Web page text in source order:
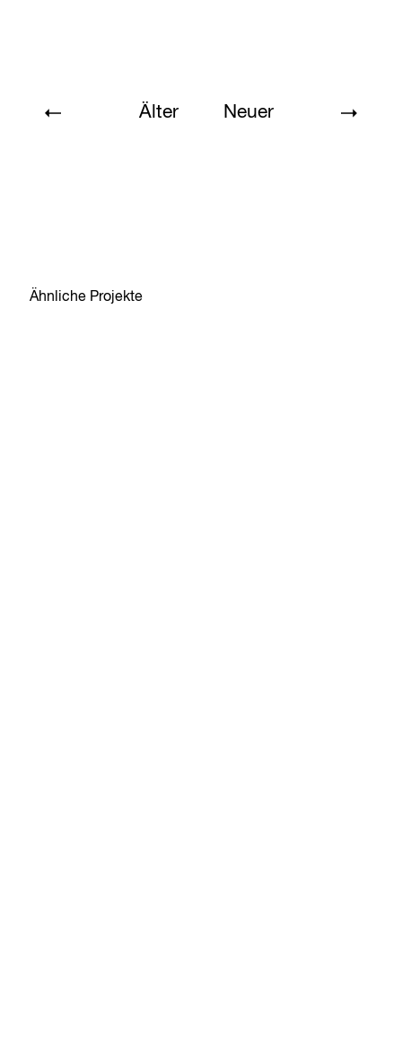
Älter Neuer
Ähnliche Projekte